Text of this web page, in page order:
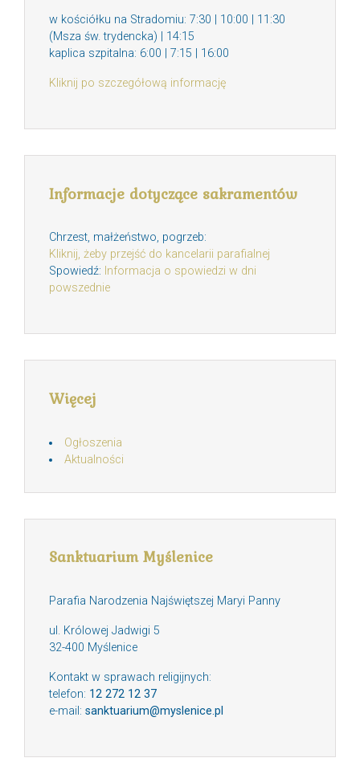
w kościółku na Stradomiu: 7:30 | 10:00 | 11:30
(Msza św. trydencka) | 14:15
kaplica szpitalna: 6:00 | 7:15 | 16:00
Kliknij po szczegółową informację
Informacje dotyczące sakramentów
Chrzest, małżeństwo, pogrzeb:
Kliknij, żeby przejść do kancelarii parafialnej
Spowiedź: Informacja o spowiedzi w dni
powszednie
Więcej
Ogłoszenia
Aktualności
Sanktuarium Myślenice
Parafia Narodzenia Najświętszej Maryi Panny
ul. Królowej Jadwigi 5
32-400 Myślenice
Kontakt w sprawach religijnych:
telefon: 12 272 12 37
e-mail: sanktuarium@myslenice.pl